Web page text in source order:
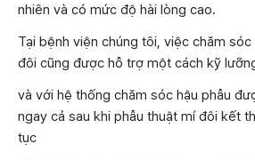
nhiên và có mức độ hài lòng cao.
Tại bệnh viện chúng tôi, việc chăm
đôi cũng được hỗ trợ một cách kỹ
và với hệ thống chăm sóc hậu phẫu
ngay cả sau khi phẫu thuật mí đôi kết
tục